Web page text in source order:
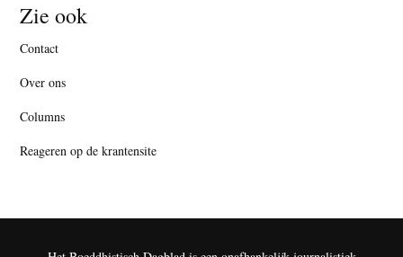
Zie ook
Contact
Over ons
Columns
Reageren op de krantensite